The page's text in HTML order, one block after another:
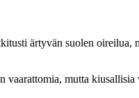
ärtyvän suolen oireilua,
vaarattomia, mutta